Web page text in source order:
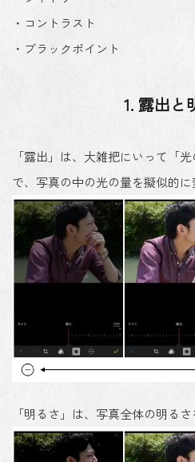
・コントラスト
・ブラックポイント
1. 露出と
「露出」は、大雑把にいって「
で、写真の中の光の量を擬似的に
「明るさ」は、写真全体の明るさ